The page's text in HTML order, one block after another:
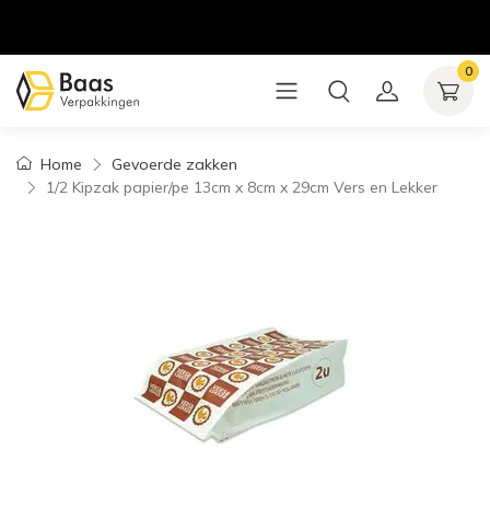
0
Home
Gevoerde zakken
1/2 Kipzak papier/pe 13cm x 8cm x 29cm Vers en Lekker